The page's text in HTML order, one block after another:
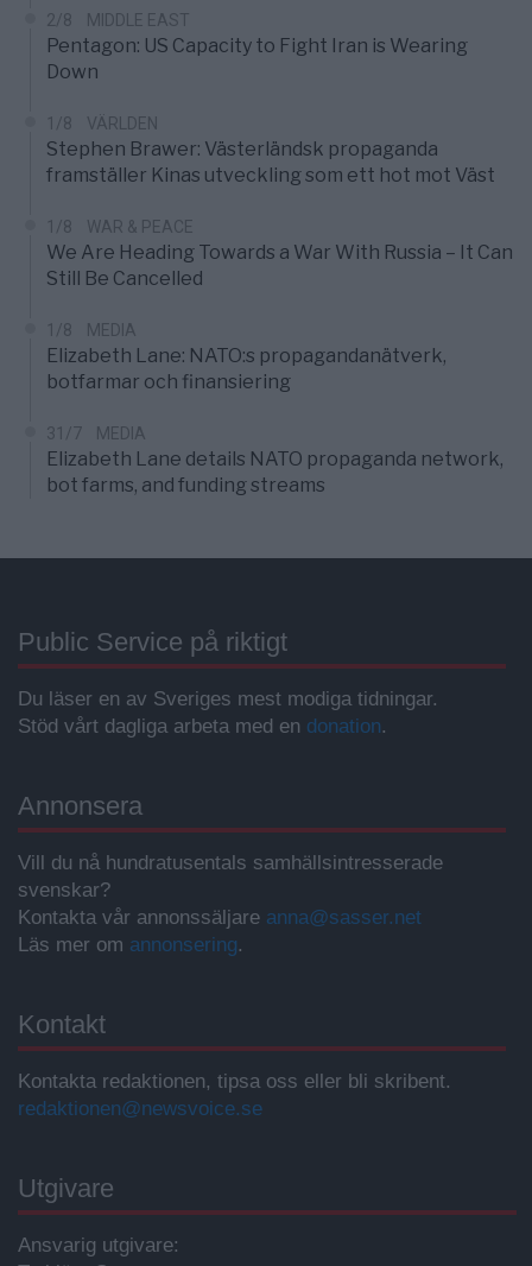
2/8 MIDDLE EAST
Pentagon: US Capacity to Fight Iran is Wearing
Down
1/8 VÄRLDEN
Stephen Brawer: Västerländsk propaganda
framställer Kinas utveckling som ett hot mot Väst
1/8 WAR & PEACE
We Are Heading Towards a War With Russia – It Can
Still Be Cancelled
1/8 MEDIA
Elizabeth Lane: NATO:s propagandanätverk,
botfarmar och finansiering
31/7 MEDIA
Elizabeth Lane details NATO propaganda network,
bot farms, and funding streams
Public Service på riktigt
Du läser en av Sveriges mest modiga tidningar.
Stöd vårt dagliga arbeta med en donation.
Annonsera
Vill du nå hundratusentals samhällsintresserade
svenskar?
Kontakta vår annonssäljare anna@sasser.net
Läs mer om annonsering.
Kontakt
Kontakta redaktionen, tipsa oss eller bli skribent.
redaktionen@newsvoice.se
Utgivare
Ansvarig utgivare: